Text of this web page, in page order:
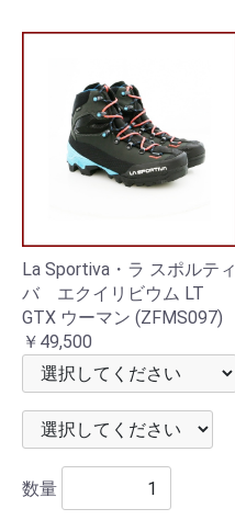
La Sportiva・ラ スポルティ
バ エクイリビウム LT
GTX ウーマン (ZFMS097)
￥49,500
数量